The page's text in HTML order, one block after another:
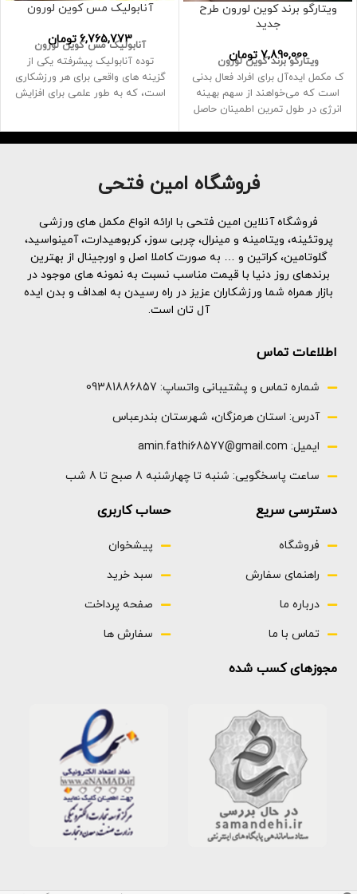
ویتارگو برند کوین لورون طرح
جدید
7,890,000 تومان
ویتارگو برند کوین لورون
ک مکمل ایده‌آل برای افراد فعال بدنی
است که می‌خواهند از سهم بهینه
انرژی در طول تمرین اطمینان حاصل
ین مکمل هم برای ورزشکاران
ای توصیه می شود
منبع مناسب کربوهیدرات های
کربوهیدرات ها به سنتز موثر
گلیکوژن کمک می کنند، به ویژه
پس از فعالیت بدنی شدید
منیزیم از عملکرد طبیعی ماهیچه ها،
متابولیسم انرژی بهینه و عملکرد
روانی پشتیبانی می کند و به تعادل
آنابولیک مس کوین لورون
6,765,773 تومان
آنابولیک مس کوین لورون
توده آنابولیک پیشرفته یکی از
گزینه های واقعی برای هر ورزشکاری
است، که به طور علمی برای افزایش
برای افرادی که می خواهند از موانع
هر وعده از این فرمول قدرتمند
پروتئین و 54 گرم کمپلکس
کربوهیدرات تامین می‌کنید
7کیلوگرم
فروشگاه امین فتحی
فروشگاه آنلاین امین فتحی با ارائه انواع مکمل های ورزشی
پروتئینه، ویتامینه و مینرال، چربی سوز، کربوهیدارت، آمینواسید،
گلوتامین، کراتین و … به صورت کاملا اصل و اورجینال از بهترین
برندهای روز دنیا با قیمت مناسب نسبت به نمونه های موجود در
بازار همراه شما ورزشکاران عزیز در راه رسیدن به اهداف و بدن ایده
آل تان است.
اطلاعات تماس
شماره تماس و پشتیبانی واتساپ: 09381886857
آدرس: استان هرمزگان، شهرستان بندرعباس
ایمیل: amin.fathi68577@gmail.com
ساعت پاسخگویی: شنبه تا چهارشنبه 8 صبح تا 8 شب
دسترسی سریع
فروشگاه
راهنمای سفارش
درباره ما
تماس با ما
حساب کاربری
پیشخوان
سبد خرید
صفحه پرداخت
سفارش ها
مجوزهای کسب شده